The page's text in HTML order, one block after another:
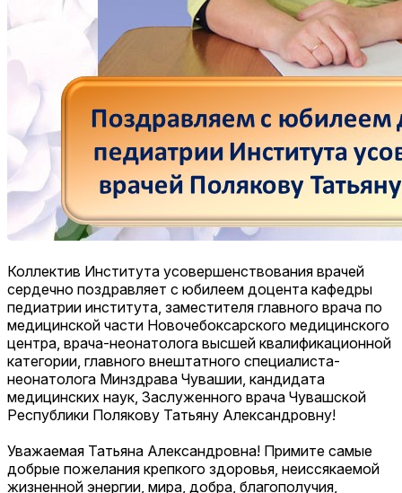
Коллектив Института усовершенствования врачей
сердечно поздравляет с юбилеем доцента кафедры
педиатрии института, заместителя главного врача по
медицинской части Новочебоксарского медицинского
центра, врача-неонатолога высшей квалификационной
категории, главного внештатного специалиста-
неонатолога Минздрава Чувашии, кандидата
медицинских наук, Заслуженного врача Чувашской
Республики Полякову Татьяну Александровну!
Уважаемая Татьяна Александровна! Примите самые
добрые пожелания крепкого здоровья, неиссякаемой
жизненной энергии, мира, добра, благополучия,